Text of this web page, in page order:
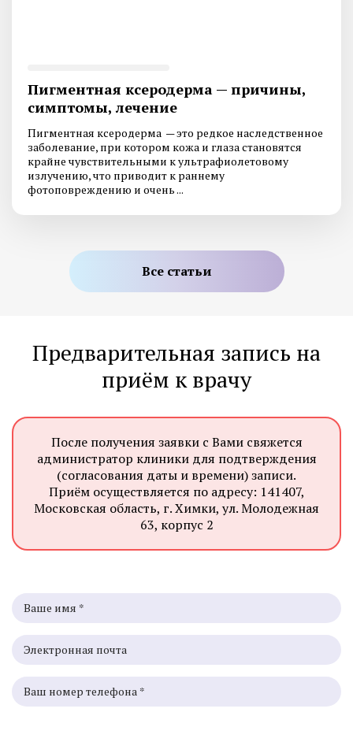
Пигментная ксеродерма — причины,
симптомы, лечение
Пигментная ксеродерма — это редкое наследственное
заболевание, при котором кожа и глаза становятся
крайне чувствительными к ультрафиолетовому
излучению, что приводит к раннему
фотоповреждению и очень ...
Все статьи
Предварительная запись на
приём к врачу
После получения заявки с Вами свяжется
администратор клиники для подтверждения
(согласования даты и времени) записи.
Приём осуществляется по адресу: 141407,
Московская область, г. Химки, ул. Молодежная
63, корпус 2